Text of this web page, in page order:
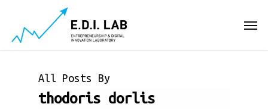
main
All Posts By
thodoris dorlis